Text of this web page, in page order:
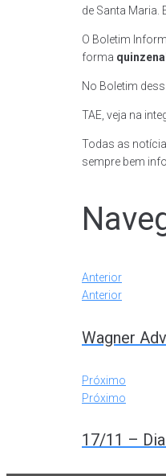
de Santa Maria.
O Boletim
forma quinzenal
No Boletim
TAE, veja na
Todas as
sempre bem
Anterior
Anterior
Wagner
Próximo
Próximo
17/11 –